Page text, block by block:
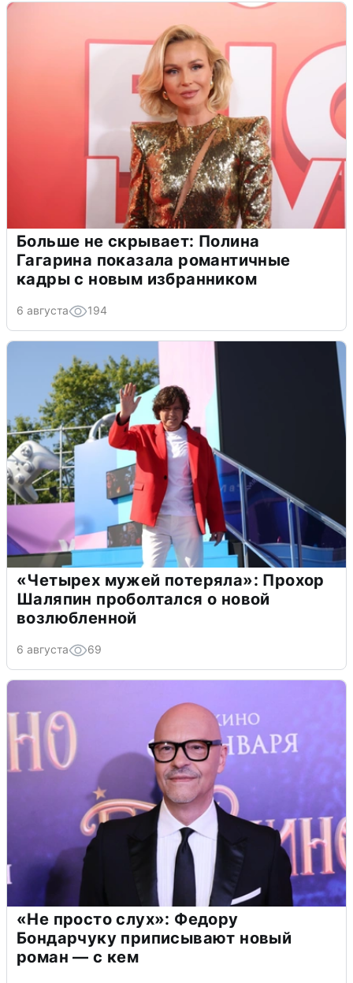
Больше не скрывает: Полина
Гагарина показала романтичные
кадры с новым избранником
6 августа 194
«Четырех мужей потеряла»: Прохор
Шаляпин проболтался о новой
возлюбленной
6 августа 69
«Не просто слух»: Федору
Бондарчуку приписывают новый
роман — с кем